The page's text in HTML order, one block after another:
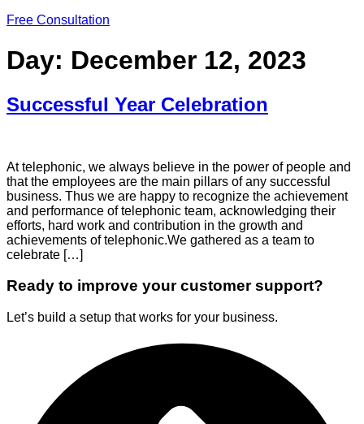
Free Consultation
Day: December 12, 2023
Successful Year Celebration
At telephonic, we always believe in the power of people and
that the employees are the main pillars of any successful
business. Thus we are happy to recognize the achievement
and performance of telephonic team, acknowledging their
efforts, hard work and contribution in the growth and
achievements of telephonic.We gathered as a team to
celebrate […]
Ready to improve your customer support?
Let’s build a setup that works for your business.